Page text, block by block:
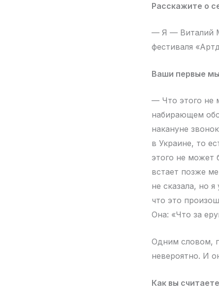
Расскажите о
— Я — Виталий
фестиваля
Ваши первые
— Что этого не
набирающем
накануне
в Украине, то
этого не может
встает позже
не сказала, но
что это
Она: «Что за
Одним словом,
невероятно. И
Как вы